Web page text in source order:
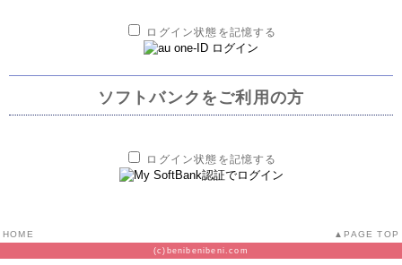
ログイン状態を記憶する
ソフトバンクをご利用の方
ログイン状態を記憶する
HOME PAGE TOP
(c)benibenibeni.com